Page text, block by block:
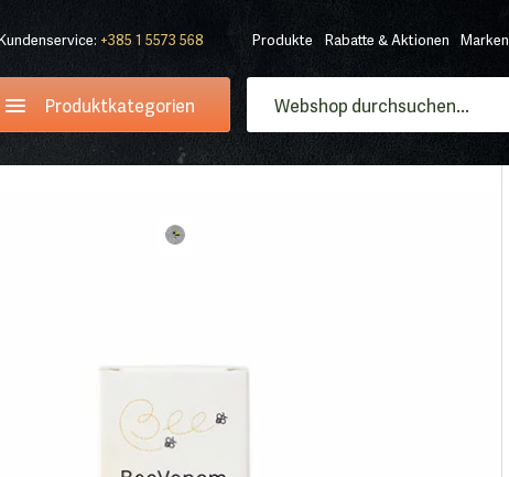
+385 1 5573 568
Produktkategorien
Produkte Rabatte & Aktionen Marken